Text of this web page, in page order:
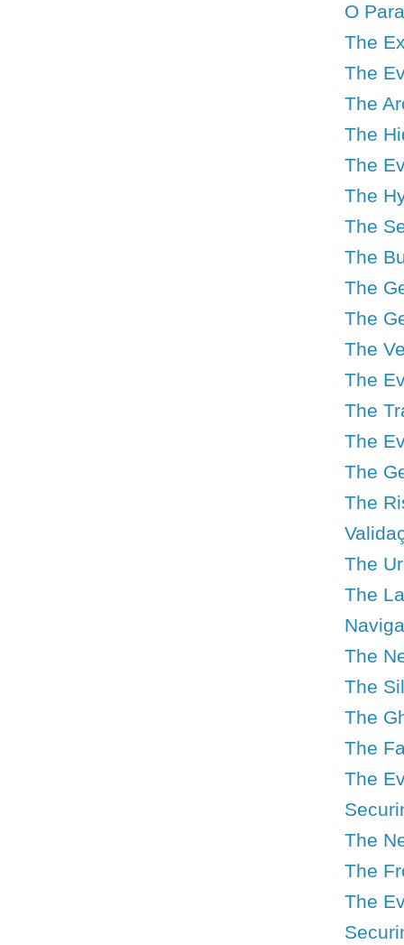
O
The
The
The
The
The
The
The
The
The
The
The
The
The
The
The
The
The
The
The
The
The
The
The
The
The
The